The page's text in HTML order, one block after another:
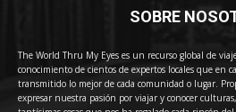
SOBRE
The World Thru My Eyes es un recurso global de
conocimiento de cientos de expertos locales que en
transmitido lo mejor de cada comunidad o lugar.
expresar nuestra pasión por viajar y conocer